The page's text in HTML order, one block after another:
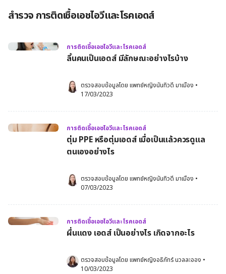
สำรวจ การติดเชื้อเอชไอวีและโรคเอดส์
การติดเชื้อเอชไอวีและโรคเอดส์
ลิ้นคนเป็นเอดส์ มีลักษณะอย่างไรบ้าง
ตรวจสอบข้อมูลโดย แพทย์หญิงนันทิวดี มาเมือง •
17/03/2023
การติดเชื้อเอชไอวีและโรคเอดส์
ตุ่ม PPE หรือตุ่มเอดส์ เมื่อเป็นแล้วควรดูแล
ตนเองอย่างไร
ตรวจสอบข้อมูลโดย แพทย์หญิงนันทิวดี มาเมือง •
07/03/2023
การติดเชื้อเอชไอวีและโรคเอดส์
ผื่นแดง เอดส์ เป็นอย่างไร เกิดจากอะไร
ตรวจสอบข้อมูลโดย แพทย์หญิงอธิภัทร์ นวลละออง •
10/03/2023